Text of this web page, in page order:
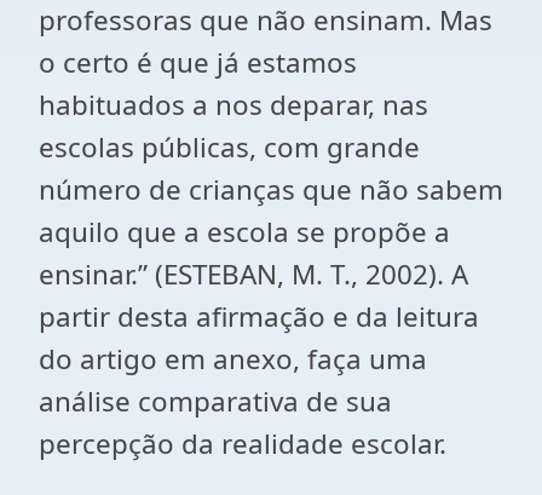
professoras que não ensinam. Mas
o certo é que já estamos
habituados a nos deparar, nas
escolas públicas, com grande
número de crianças que não sabem
aquilo que a escola se propõe a
ensinar.” (ESTEBAN, M. T., 2002). A
partir desta afirmação e da leitura
do artigo em anexo, faça uma
análise comparativa de sua
percepção da realidade escolar.